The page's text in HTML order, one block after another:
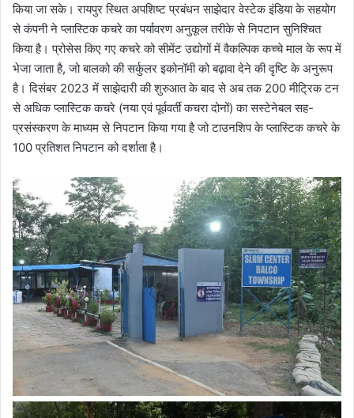
किया जा सके। रायपुर स्थित अपशिष्ट प्रबंधन साझेदार वेस्टेक इंडिया के सहयोग
से कंपनी ने प्लास्टिक कचरे का पर्यावरण अनुकूल तरीके से निपटान सुनिश्चित
किया है। प्रोसेस किए गए कचरे को सीमेंट उद्योगों में वैकल्पिक कच्चे माल के रूप में
भेजा जाता है, जो बालको की सर्कुलर इकोनॉमी को बढ़ावा देने की दृष्टि के अनुरूप
है। दिसंबर 2023 में साझेदारी की शुरुआत के बाद से अब तक 200 मीट्रिक टन
से अधिक प्लास्टिक कचरे (नया एवं पूर्ववर्ती कचरा दोनों) का सस्टेनेबल सह-
प्रसंस्करण के माध्यम से निपटान किया गया है जो टाउनशिप के प्लास्टिक कचरे के
100 प्रतिशत निपटान को दर्शाता है।